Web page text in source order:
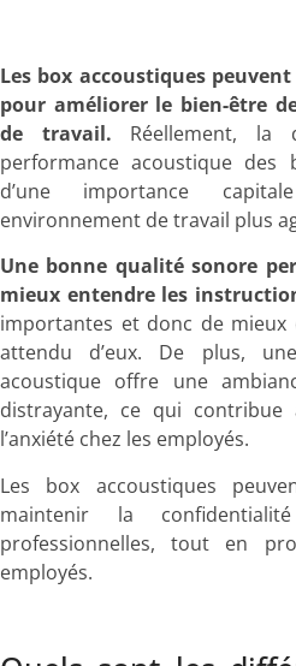
Les box accoustiques
pour améliorer le bien-être
de travail. Réellement, la
performance acoustique des
d’une importance
environnement de travail plus
Une bonne qualité sonore
mieux entendre les
importantes et donc de
attendu d’eux. De plus,
acoustique offre une
distrayante, ce qui
l’anxiété chez les employés.
Les box accoustiques
maintenir la
professionnelles, tout en
employés.